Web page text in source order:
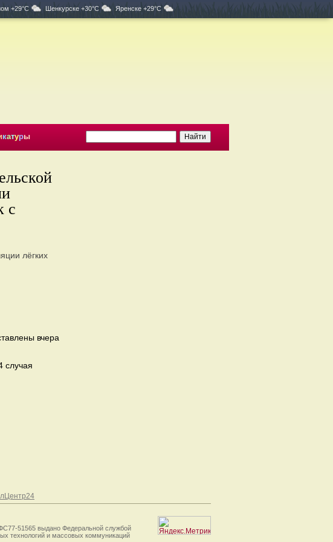
+29°C Шенкурске +30°C Яренске +29°C
катуры
с
лёгких
вчера
случая
51565 выдано Федеральной службой
технологий и массовых коммуникаций